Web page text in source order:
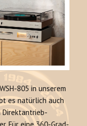
805 in unserem
es natürlich auch
Direktantrieb-